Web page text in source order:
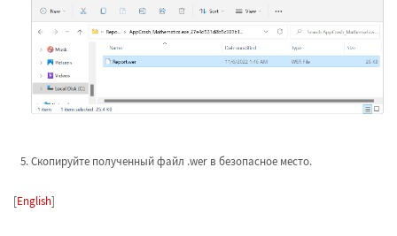
Скопируйте полученный файл .wer в безопасное место.
[English]